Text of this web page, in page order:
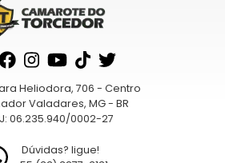
Heliodora, 706 - Centro
Valadares, MG - BR
06.235.940/0002-27
Dúvidas? ligue!